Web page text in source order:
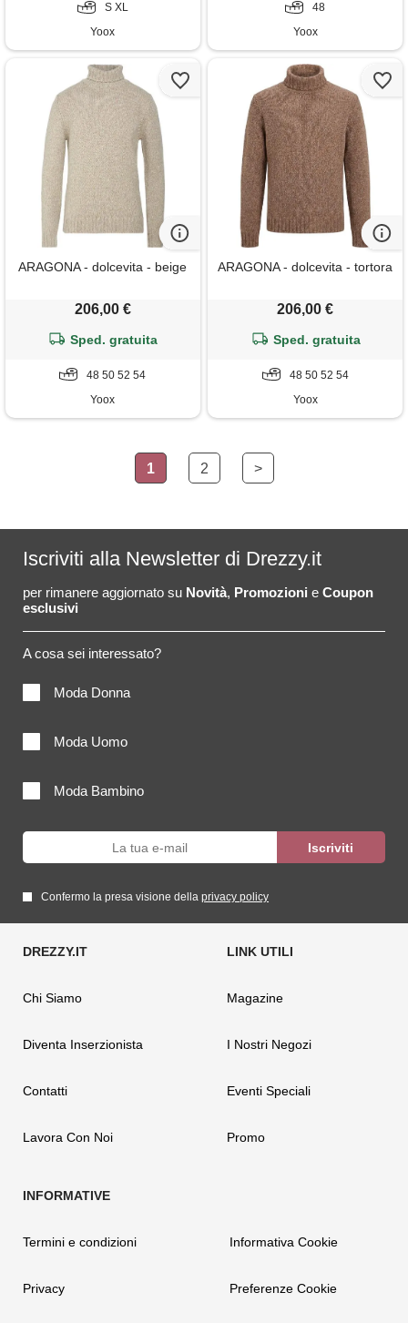
S XL
Yoox
48
Yoox
ARAGONA - dolcevita - beige
206,00 €
Sped. gratuita
48 50 52 54
Yoox
ARAGONA - dolcevita - tortora
206,00 €
Sped. gratuita
48 50 52 54
Yoox
1 2 >
Iscriviti alla Newsletter di Drezzy.it
per rimanere aggiornato su Novità, Promozioni e Coupon
esclusivi
A cosa sei interessato?
Moda Donna
Moda Uomo
Moda Bambino
Confermo la presa visione della privacy policy
Chi Siamo
Diventa Inserzionista
Contatti
Lavora Con Noi
Magazine
I Nostri Negozi
Eventi Speciali
Promo
Termini e condizioni
Privacy
Informativa Cookie
Preferenze Cookie